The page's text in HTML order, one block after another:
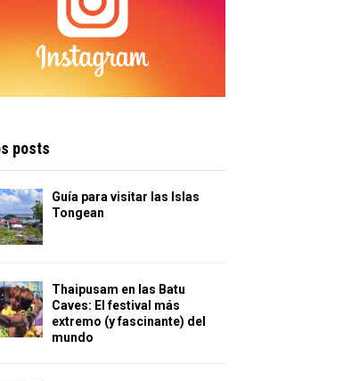
posts
Guía para visitar las Islas
Tongean
Thaipusam en las Batu
Caves: El festival más
extremo (y fascinante) del
mundo